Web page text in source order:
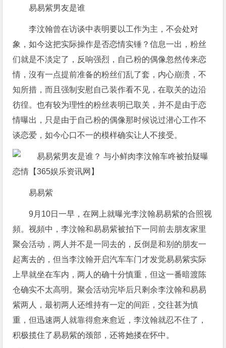
易易紫男友是谁
李汶翰曾在访谈中表明要以工作为主，不会处对
象，如今这把实际操作是否恋情实锤？信息一出，粉丝
们就是不淡定了，反响强烈，自己粉的偶像忽然传来恋
情，沒有一点提前准备的粉丝们乱了套，内心崩溃，不
知所措，而且强制安慰自己装作看不见，在取关的边沿
彷徨。也有较为理性的粉丝表明已取关，并不是由于恋
情曝出，只是由于自己粉的偶像那时候说过潜心工作不
谈恋爱，如今心口不一的模样确实让人不接受。
易易紫
9月10日一早，在网上就曝光李汶翰易易紫的合照视
頻。视頻中，李汶翰和易易紫被拍下一同前去朋友家里
聚会活动，两人并不是一同去的，反倒是和别的朋友一
起离去的，但当李汶翰开启汽车车门才发觉易易紫实际
上早就坐在车内，两人的确十分慎重，但这一番暗渡陈
仓确实不太高明。聚会活动完毕后只剩余李汶翰和易易
紫两人，最初两人还维持有一定的间距，交往甚为慎
重，但迅速两人就靠得愈来愈近，李汶翰就忍不住了，
积极揽住了易易紫的颈部，还将她搂在怀中。